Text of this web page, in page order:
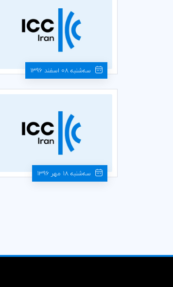
سه‌شنبه 08 اسفند 1396
سه‌شنبه 18 مهر 1396